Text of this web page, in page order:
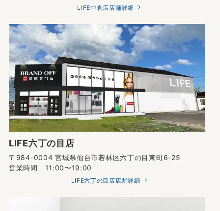
LIFE中倉店店舗詳細
LIFE六丁の目店
〒984-0004 宮城県仙台市若林区六丁の目東町6-25
営業時間 11:00〜19:00
LIFE六丁の目店店舗詳細